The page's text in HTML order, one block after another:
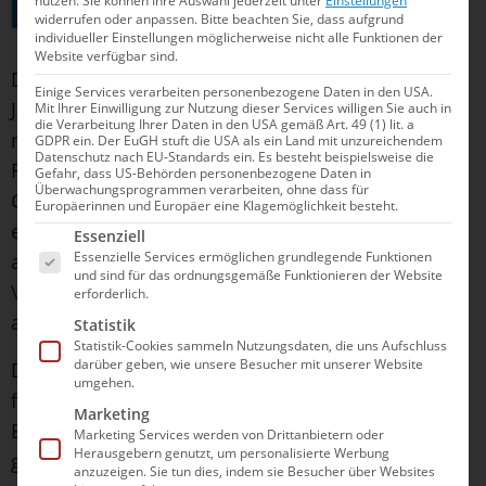
Die Eisschwimmtage richtet sich an alle, die den
Jahresbeginn aktiv nutzen wollen – von
neugierigen Einsteiger*innen bis zu erfahrenen
Freiwasserschwimmer*innen. Vereine können die
Größe und Form ihrer Events flexibel an die
eigenen Gegebenheiten anpassen: ob im Freibad,
am Vereinsgelände, am See oder im Fluss.Dein
Verein ist noch nicht dabei?
an – für einen „coolen“ Starts ins neue Jahr!
Die nächste Station beim Deutschland-Ice-Cup
findet schon zuvor am 13. Dezember in
Burghausen statt. Die Anmeldung dafür ist bereits
geschlossen. Die dritte Station – der vEItSbad Cup
widerrufen oder anpassen. Bitte beachten Sie, dass aufgrund
individueller Einstellungen möglicherweise nicht alle Funktionen der
Website verfügbar sind.
Einige Services verarbeiten personenbezogene Daten in den USA.
Mit Ihrer Einwilligung zur Nutzung dieser Services willigen Sie auch in
die Verarbeitung Ihrer Daten in den USA gemäß Art. 49 (1) lit. a
GDPR ein. Der EuGH stuft die USA als ein Land mit unzureichendem
Datenschutz nach EU-Standards ein. Es besteht beispielsweise die
Gefahr, dass US-Behörden personenbezogene Daten in
Überwachungsprogrammen verarbeiten, ohne dass für
Europäerinnen und Europäer eine Klagemöglichkeit besteht.
Es folgt eine Liste der Service-Gruppen, für die
Essenziell
Essenzielle Services ermöglichen grundlegende Funktionen
und sind für das ordnungsgemäße Funktionieren der Website
erforderlich.
Statistik
Statistik-Cookies sammeln Nutzungsdaten, die uns Aufschluss
darüber geben, wie unsere Besucher mit unserer Website
umgehen.
Marketing
Marketing Services werden von Drittanbietern oder
Herausgebern genutzt, um personalisierte Werbung
anzuzeigen. Sie tun dies, indem sie Besucher über Websites